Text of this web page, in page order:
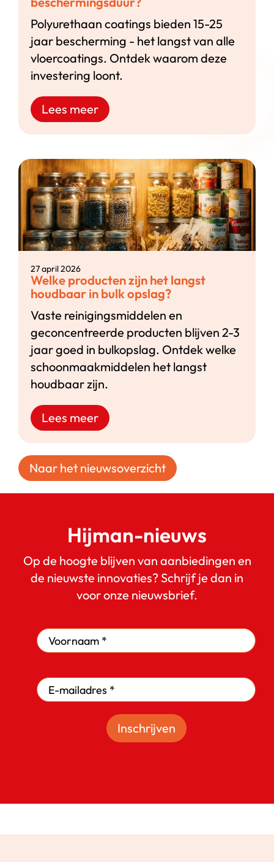
Polyurethaan coatings bieden 15-25
jaar bescherming - het langst van alle
vloercoatings. Ontdek waarom deze
investering loont.
Lees meer
27 april 2026
Welke producten zijn het langst
houdbaar in bulk opslag?
Vaste reinigingsmiddelen en
geconcentreerde producten blijven 2-3
jaar goed in bulkopslag. Ontdek welke
schoonmaakmiddelen het langst
houdbaar zijn.
Lees meer
Naar het nieuwsoverzicht
Hijman-nieuws
Op de hoogte blijven van aanbiedingen en
de nieuwste innovaties? Schrijf je dan in
voor onze nieuwsbrief.
Inschrijven